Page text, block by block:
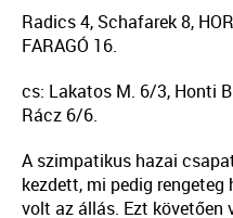
Radics 4, Schafarek 8,
FARAGÓ 16.
cs: Lakatos M. 6/3, Honti
Rácz 6/6.
A szimpatikus hazai
kezdett, mi pedig
volt az állás. Ezt követően